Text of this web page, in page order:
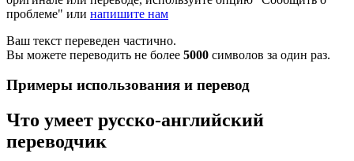
проблеме" или напишите нам
Ваш текст переведен частично.
Вы можете переводить не более 5000 символов за один раз.
Примеры использования и перевод
Что умеет русско-английский
переводчик